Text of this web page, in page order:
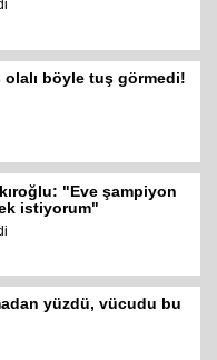
olalı böyle tuş görmedi!
"Eve şampiyon
istiyorum"
yüzdü, vücudu bu